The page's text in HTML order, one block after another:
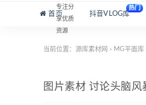
专注分
享优质
资源
首页 抖音VLOG库
热门
当前位置： 源库素材网 > MG平面库
图片素材 讨论头脑风